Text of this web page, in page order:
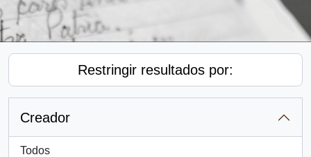
Restringir resultados por:
Creador
Todos